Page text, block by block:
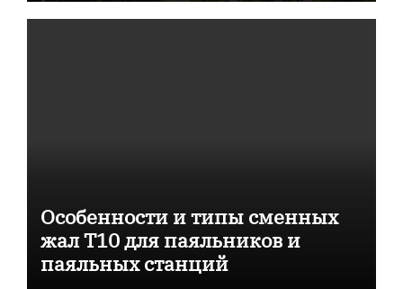
Особенности и типы сменных
жал T10 для паяльников и
паяльных станций